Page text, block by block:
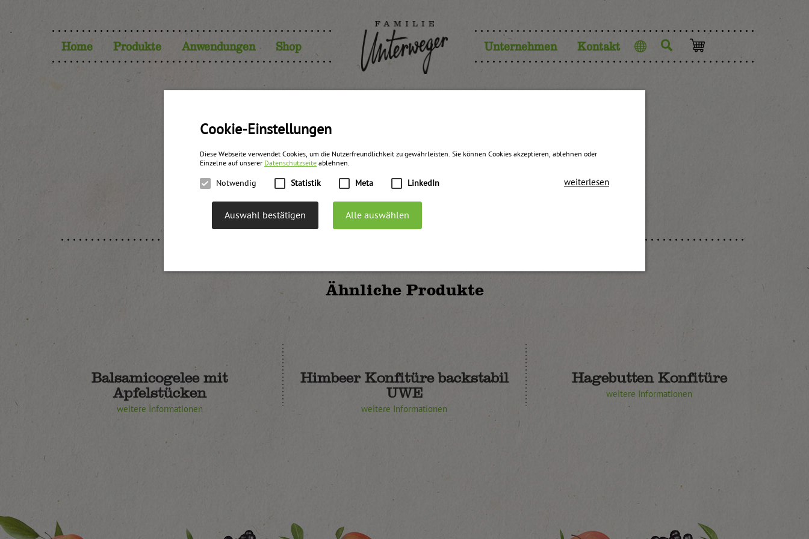
Cookie-Einstellungen
Diese Webseite verwendet Cookies, um die Nutzerfreundlichkeit zu gewährleisten. Sie können Cookies akzeptieren, ablehnen oder
Einzelne auf unserer Datenschutzseite ablehnen.
Notwendig Statistik Meta LinkedIn weiterlesen
Auswahl bestätigen Alle auswählen
Home Produkte Anwendungen Shop Unternehmen Kontakt Sprache
Wedl Villach
Ähnliche Produkte
Balsamicogelee mit
Apfelstücken
weitere Informationen
Himbeer Konfitüre backstabil
UWE
weitere Informationen
Hagebutten Konfitüre
weitere Informationen